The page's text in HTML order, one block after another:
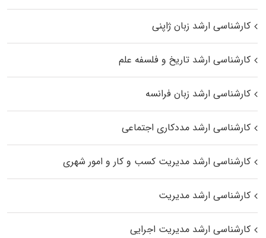
کارشناسی ارشد زبان ژاپنی
کارشناسی ارشد تاریخ و فلسفه علم
کارشناسی ارشد زبان فرانسه
کارشناسی ارشد مددکاری اجتماعی
کارشناسی ارشد مدیریت کسب و کار و امور شهری
کارشناسی ارشد مدیریت
کارشناسی ارشد مدیریت اجرایی